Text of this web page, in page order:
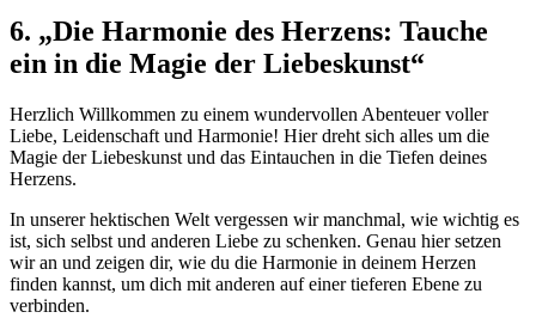
6. „Die Harmonie des Herzens: Tauche
ein in die Magie der Liebeskunst“
Herzlich Willkommen zu einem wundervollen Abenteuer voller
Liebe, Leidenschaft und Harmonie! Hier dreht sich alles um die
Magie der Liebeskunst und das Eintauchen in die Tiefen deines
Herzens.
In unserer hektischen Welt vergessen wir manchmal, wie wichtig es
ist, sich selbst und anderen Liebe zu schenken. Genau hier setzen
wir an und zeigen dir, wie du die Harmonie in deinem Herzen
finden kannst, um dich mit anderen auf einer tieferen Ebene zu
verbinden.